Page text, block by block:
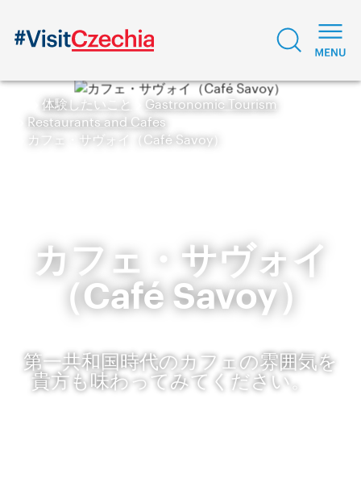
体験したいこと
Gastronomic Tourism
Restaurants and Cafes
カフェ・サヴォイ（Café Savoy）
カフェ・サヴォイ
（Café Savoy）
第一共和国時代のカフェの雰囲気を
貴方も味わってみてください。